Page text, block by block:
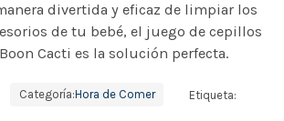
divertida y eficaz de limpiar los
de tu bebé, el juego de cepillos
Cacti es la solución perfecta.
Categoría:Hora de Comer Etiqueta: